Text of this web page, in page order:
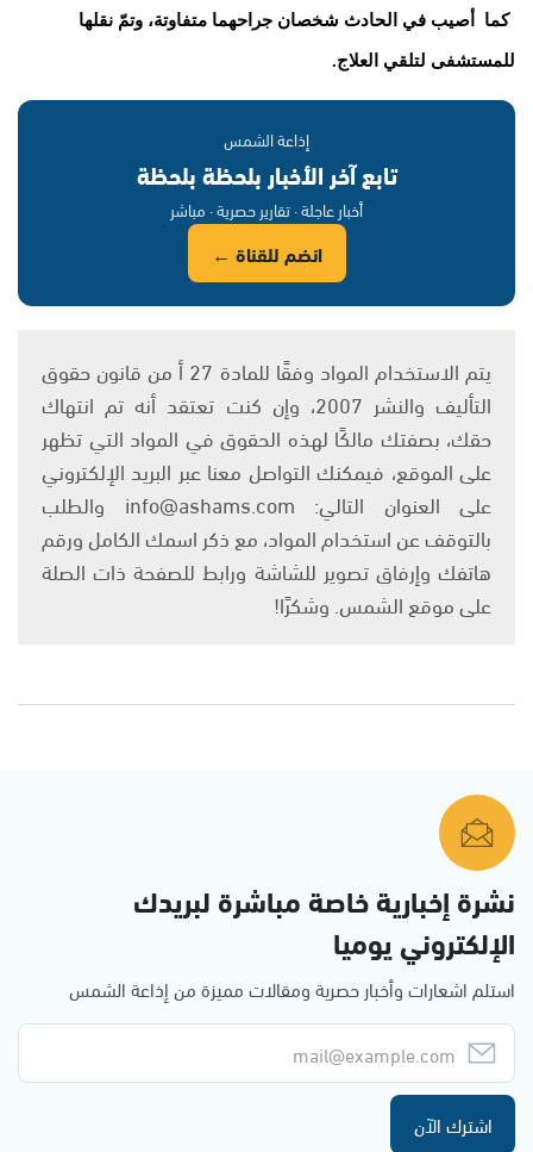
كما أصيب في الحادث شخصان جراحهما متفاوتة، وتمّ نقلها
للمستشفى لتلقي العلاج.
إذاعة الشمس
تابع آخر الأخبار بلحظة بلحظة
أخبار عاجلة · تقارير حصرية · مباشر
انضم للقناة ←
يتم الاستخدام المواد وفقًا للمادة 27 أ من قانون حقوق
التأليف والنشر 2007، وإن كنت تعتقد أنه تم انتهاك
حقك، بصفتك مالكًا لهذه الحقوق في المواد التي تظهر
على الموقع، فيمكنك التواصل معنا عبر البريد الإلكتروني
على العنوان التالي: info@ashams.com والطلب
بالتوقف عن استخدام المواد، مع ذكر اسمك الكامل ورقم
هاتفك وإرفاق تصوير للشاشة ورابط للصفحة ذات الصلة
على موقع الشمس. وشكرًا!
نشرة إخبارية خاصة مباشرة لبريدك
الإلكتروني يوميا
استلم اشعارات وأخبار حصرية ومقالات مميزة من إذاعة الشمس
اشترك الآن